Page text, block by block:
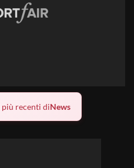
recenti diNews